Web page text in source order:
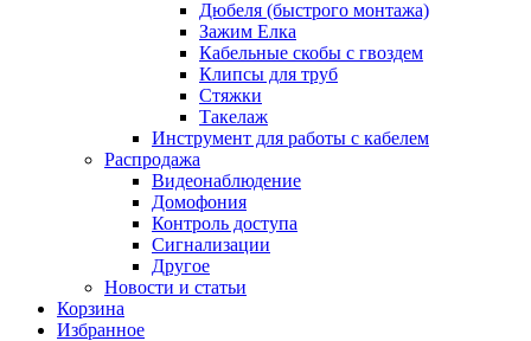
Дюбеля (быстрого монтажа)
Зажим Елка
Кабельные скобы с гвоздем
Клипсы для труб
Стяжки
Такелаж
Инструмент для работы с кабелем
Распродажа
Видеонаблюдение
Домофония
Контроль доступа
Сигнализации
Другое
Новости и статьи
Корзина
Избранное